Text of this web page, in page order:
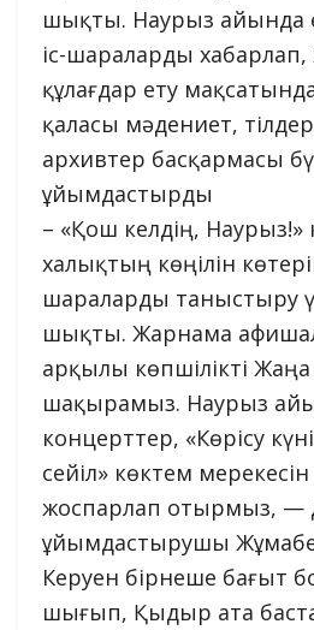
шықты. Наурыз айында
іс-шараларды
құлағдар ету
қаласы мәдениет,
архивтер басқармасы
ұйымдастырды
– «Қош келдің, Наурыз!»
халықтың көңілін
шараларды таныстыру
шықты. Жарнама
арқылы көпшілікті
шақырамыз. Наурыз
концерттер, «Көрісу
сейіл» көктем мерекесін
жоспарлап отырмыз, —
ұйымдастырушы
Керуен бірнеше бағыт
шығып, Қыдыр ата